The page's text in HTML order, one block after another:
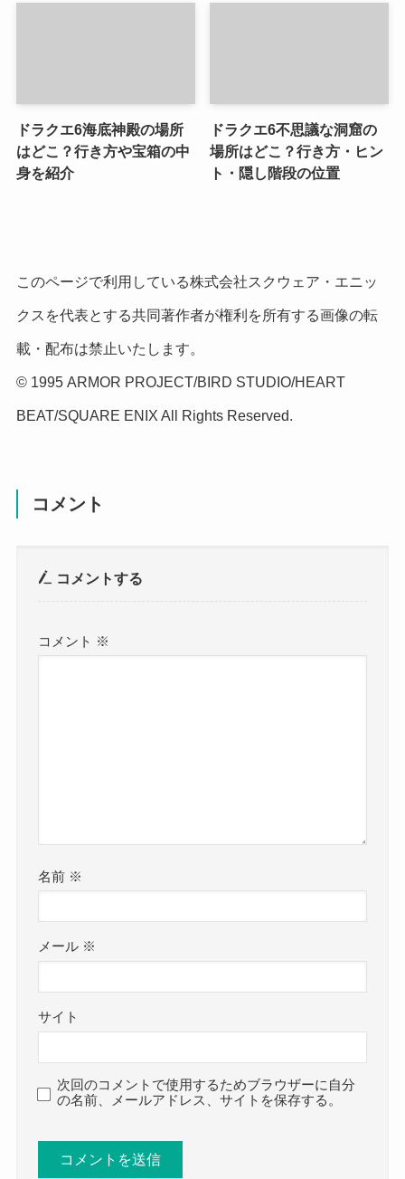
ドラクエ6海底神殿の場所
はどこ？行き方や宝箱の中
身を紹介
ドラクエ6不思議な洞窟の
場所はどこ？行き方・ヒン
ト・隠し階段の位置
このページで利用している株式会社スクウェア・エニッ
クスを代表とする共同著作者が権利を所有する画像の転
載・配布は禁止いたします。
© 1995 ARMOR PROJECT/BIRD STUDIO/HEART
BEAT/SQUARE ENIX All Rights Reserved.
コメント
コメントする
コメント ※
名前 ※
メール ※
サイト
次回のコメントで使用するためブラウザーに自分
の名前、メールアドレス、サイトを保存する。